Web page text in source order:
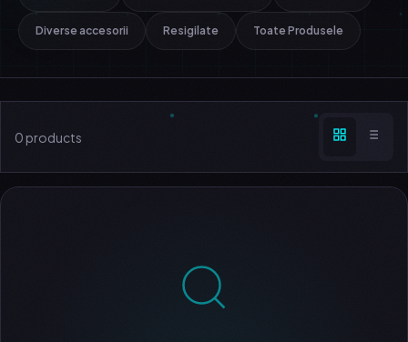
Diverse accesorii Resigilate Toate Produsele
0 products